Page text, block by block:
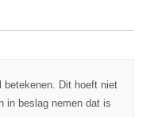
betekenen. Dit hoeft niet
in beslag nemen dat is